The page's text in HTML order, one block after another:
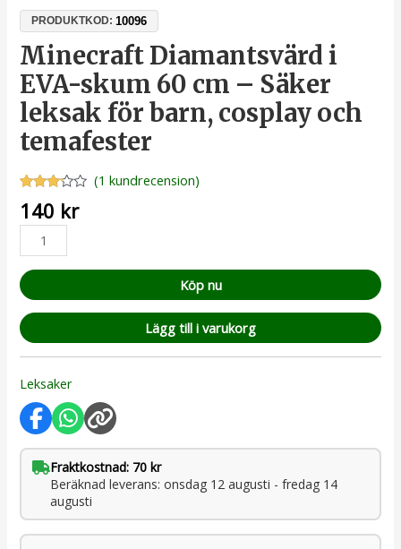
PRODUKTKOD:10096
Minecraft Diamantsvärd i
EVA-skum 60 cm – Säker
leksak för barn, cosplay och
temafester
3.00av
5
baserat
(1 kundrecension)
140 kr
Köp nu
Lägg till i varukorg
Leksaker
Fraktkostnad: 70 kr
Beräknad leverans: onsdag 12 augusti - fredag 14
augusti